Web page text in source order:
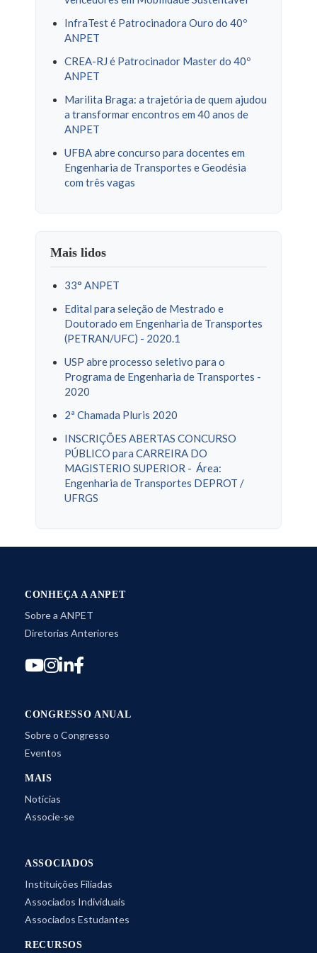
InfraTest é Patrocinadora Ouro do 40º
ANPET
CREA-RJ é Patrocinador Master do 40º
ANPET
Marilita Braga: a trajetória de quem ajudou
a transformar encontros em 40 anos de
ANPET
UFBA abre concurso para docentes em
Engenharia de Transportes e Geodésia
com três vagas
Mais lidos
33° ANPET
Edital para seleção de Mestrado e
Doutorado em Engenharia de Transportes
(PETRAN/UFC) - 2020.1
USP abre processo seletivo para o
Programa de Engenharia de Transportes -
2020
2ª Chamada Pluris 2020
INSCRIÇÕES ABERTAS CONCURSO
PÚBLICO para CARREIRA DO
MAGISTERIO SUPERIOR - Área:
Engenharia de Transportes DEPROT /
UFRGS
CONHEÇA A ANPET
Sobre a ANPET
Diretorias Anteriores
CONGRESSO ANUAL
Sobre o Congresso
Eventos
MAIS
Notícias
Associe-se
ASSOCIADOS
Instituições Filiadas
Associados Individuais
Associados Estudantes
RECURSOS